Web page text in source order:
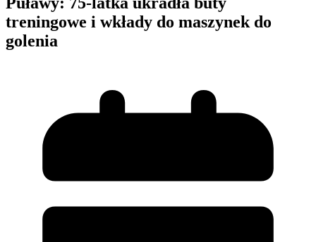
treningowe i wkłady do maszynek do
golenia